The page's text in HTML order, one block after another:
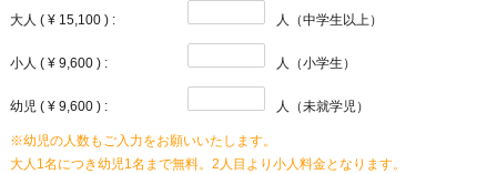
大人 ( ¥ 15,100 ): 人 （中学生以上）
小人 ( ¥ 9,600 ): 人 （小学生）
幼児( ¥ 9,600 ): 人（未就学児）
※幼児の人数もご入力をお願いいたします。
大人1名につき幼児1名まで無料。2人目より小人料金となります。